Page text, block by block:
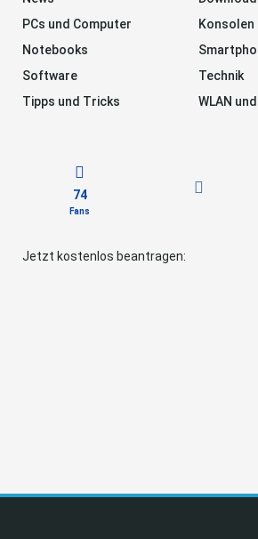
PCs und Computer
Konsolen
Notebooks
Software
Technik
Tipps und Tricks
WLAN
74
Fans
Jetzt kostenlos beantragen: